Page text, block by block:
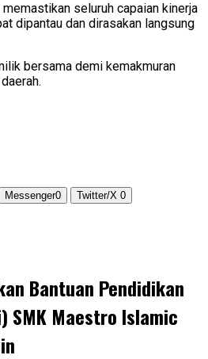
seluruh capaian kinerja
dipantau dan dirasakan langsung
bersama demi kemakmuran
Messenger0 Twitter/X 0
Bantuan Pendidikan
SMK Maestro Islamic